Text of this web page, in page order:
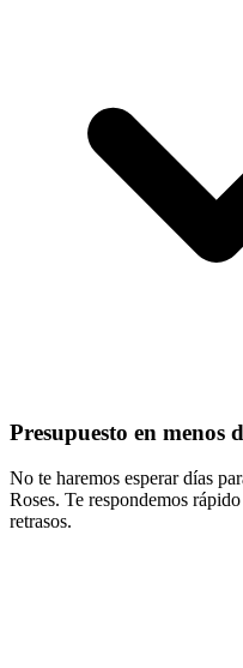
Presupuesto en menos
No te haremos esperar días
Roses. Te respondemos
retrasos.